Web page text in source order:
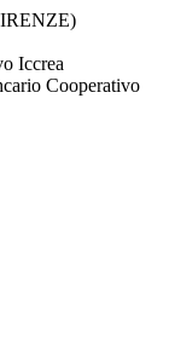
Iccrea
Cooperativo